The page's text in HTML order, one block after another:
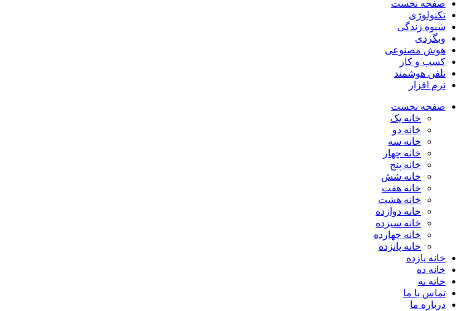
صفحه نخست
تکنولوژی
شیوه زندگی
وبگردی
هوش مصنوعی
کسب و کار
تلفن هوشمند
نرم افزار
صفحه نخست
خانه یک
خانه دو
خانه سه
خانه چهار
خانه پنج
خانه شش
خانه هفت
خانه هشت
خانه دوازده
خانه سیزده
خانه چهارده
خانه پانزده
خانه یازده
خانه ده
خانه نه
تماس با ما
درباره ما